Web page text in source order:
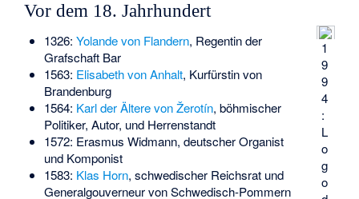
1
9
9
4
:
L
o
g
o
Vor dem 18. Jahrhundert
1326: Yolande von Flandern, Regentin der
Grafschaft Bar
1563: Elisabeth von Anhalt, Kurfürstin von
Brandenburg
1564: Karl der Ältere von Žerotín, böhmischer
Politiker, Autor, und Herrenstandt
1572: Erasmus Widmann, deutscher Organist
und Komponist
1583: Klas Horn, schwedischer Reichsrat und
Generalgouverneur von Schwedisch-Pommern